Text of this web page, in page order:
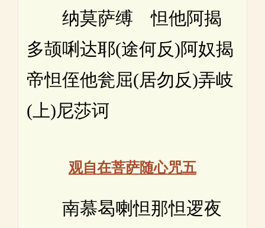
纳莫萨缚 怛他阿揭
多颉唎达耶(途何反)阿奴揭
帝怛侄他瓮屈(居勿反)弄岐
(上)尼莎诃
观自在菩萨随心咒五
南慕曷喇怛那怛逻夜